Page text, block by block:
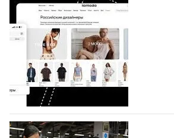
Shoes
Компания BALLINA Guangzhou
Co., Ltd., основанная в 2011 году и
Гуанчжоу, столице моды Китая,
профессиональной обувной
объединяющей разработку,
07.08.2026 461
На платформе Lamoda -